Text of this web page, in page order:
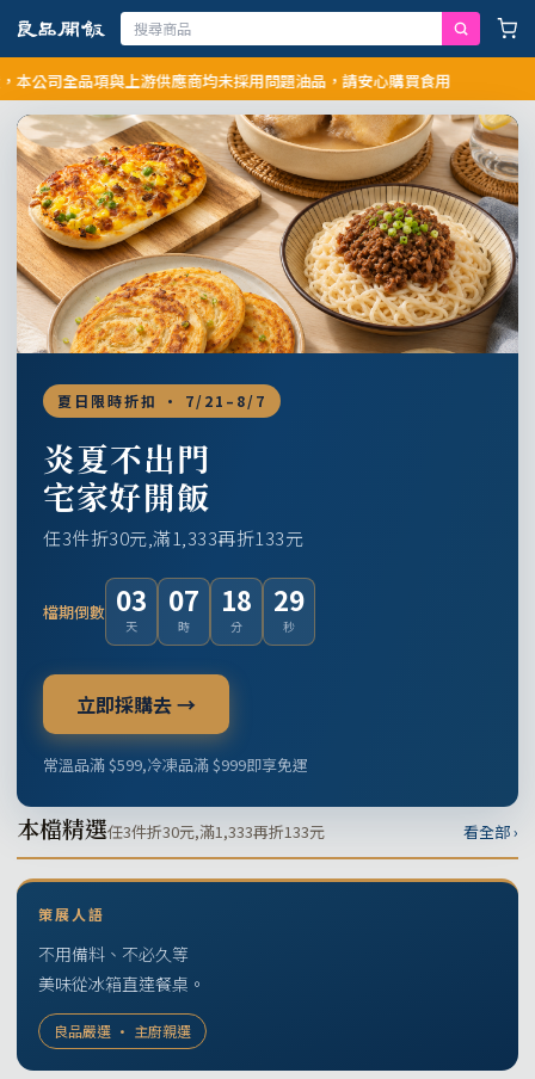
全品項與上游供應商均未採用問題油品，請安心購買食用
夏日限時折扣 · 7/21–8/7
炎夏不出門
宅家好開飯
任3件折30元,滿1,333再折133元
檔期倒數 03
天
07
時
18
分
28
秒
立即採購去 →
常溫品滿 $599,冷凍品滿 $999即享免運
本檔精選任3件折30元,滿1,333再折133元 看全部 ›
策展人語
不用備料、不必久等
美味從冰箱直達餐桌。
良品嚴選 · 主廚親選